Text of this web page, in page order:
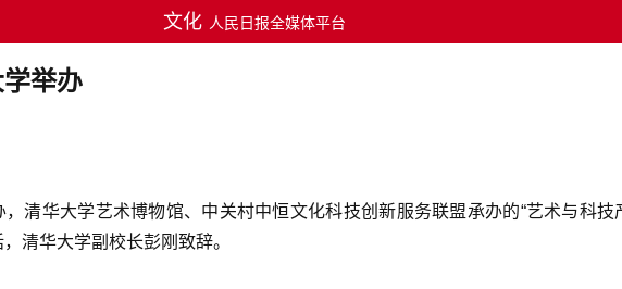
文化 人民日报全媒体平台
举办
清华大学艺术博物馆、中关村中恒文化科技创新服务联盟承办的“艺术与科
清华大学副校长彭刚致辞。